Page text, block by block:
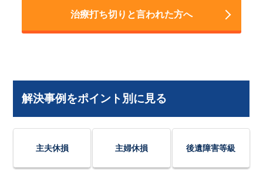
治療打ち切りと言われた方へ
解決事例をポイント別に見る
主夫休損 主婦休損 後遺障害等級